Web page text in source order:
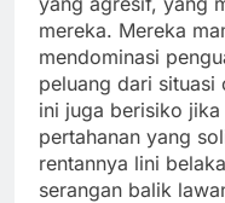
mereka. Mereka
mendominasi
peluang dari situasi
ini juga berisiko
pertahanan yang
rentannya lini
serangan balik